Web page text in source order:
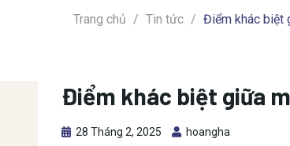
Trang chủ / Tin tức / Điểm khác biệt
Điểm khác biệt giữa
28 Tháng 2, 2025 hoangha